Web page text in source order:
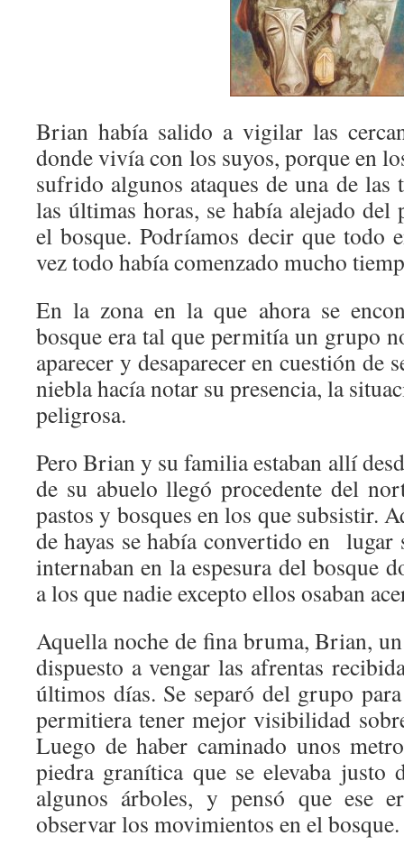
Brian había salido a vigilar las
donde vivía con los suyos, porque en
sufrido algunos ataques de una de las
las últimas horas, se había alejado del
el bosque. Podríamos decir que todo
vez todo había comenzado mucho
En la zona en la que ahora se
bosque era tal que permitía un grupo
aparecer y desaparecer en cuestión de
niebla hacía notar su presencia, la
peligrosa.
Pero Brian y su familia estaban allí
de su abuelo llegó procedente del
pastos y bosques en los que subsistir.
de hayas se había convertido en lugar
internaban en la espesura del bosque
a los que nadie excepto ellos osaban
Aquella noche de fina bruma, Brian,
dispuesto a vengar las afrentas
últimos días. Se separó del grupo
permitiera tener mejor visibilidad
Luego de haber caminado unos
piedra granítica que se elevaba justo
algunos árboles, y pensó que ese
observar los movimientos en el bosque.